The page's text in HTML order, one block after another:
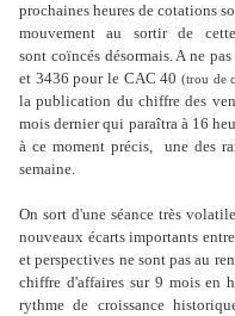
prochaines heures de cotations
mouvement au sortir de
sont coïncés désormais. A ne
et 3436 pour le CAC 40 (trou de
la publication du chiffre des
mois dernier qui paraîtra à 16
à ce moment précis, une des
semaine.
On sort d'une séance très
nouveaux écarts importants
et perspectives ne sont pas au
chiffre d'affaires sur 9 mois en
rythme de croissance